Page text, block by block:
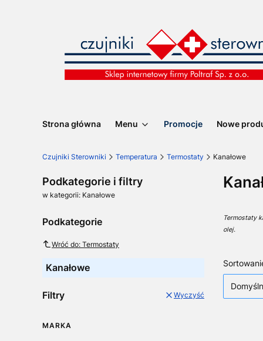
Strona główna Menu Promocje Nowe
Czujniki Sterowniki Temperatura Termostaty Kanałowe
Podkategorie i filtry
w kategorii: Kanałowe
Podkategorie
Wróć do: Termostaty
Kanałowe
Filtry Wyczyść
MARKA
Termostaty
olej.
Lista